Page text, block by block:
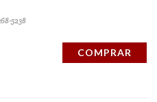
5238
COMPRAR